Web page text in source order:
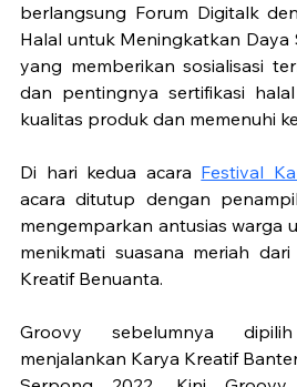
berlangsung Forum Digitalk
Halal untuk Meningkatkan Daya
yang memberikan sosialisasi
dan pentingnya sertifikasi
kualitas produk dan memenuhi
Di hari kedua acara
acara ditutup dengan
mengemparkan antusias warga
menikmati suasana meriah
Kreatif Benuanta.
Groovy sebelumnya
menjalankan Karya Kreatif